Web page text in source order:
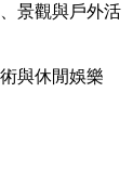
景觀與戶外活
與休閒娛樂